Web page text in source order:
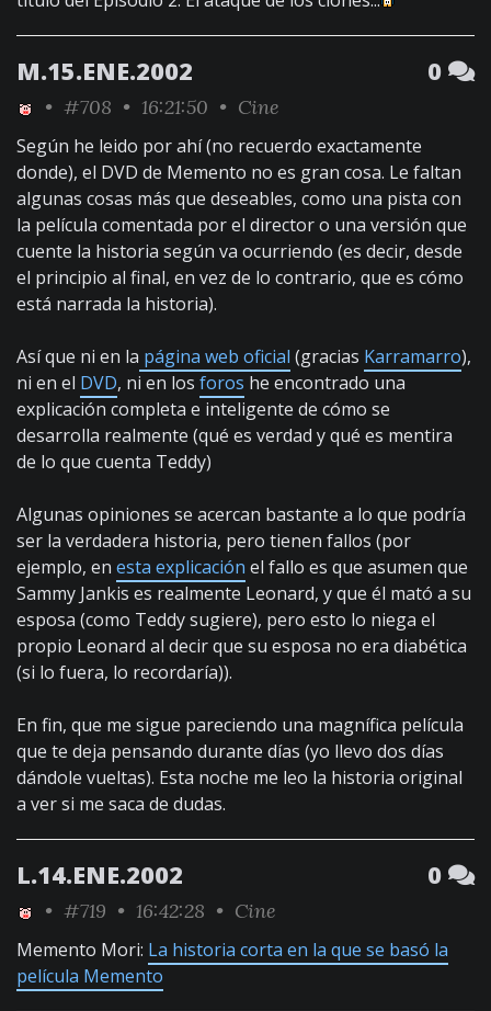
M.15.ENE.2002 0
• #708 • 16:21:50 • Cine
Según he leido por ahí (no recuerdo exactamente
donde), el DVD de Memento no es gran cosa. Le faltan
algunas cosas más que deseables, como una pista con
la película comentada por el director o una versión que
cuente la historia según va ocurriendo (es decir, desde
el principio al final, en vez de lo contrario, que es cómo
está narrada la historia).
Así que ni en la página web oficial (gracias Karramarro),
ni en el DVD, ni en los foros he encontrado una
explicación completa e inteligente de cómo se
desarrolla realmente (qué es verdad y qué es mentira
de lo que cuenta Teddy)
Algunas opiniones se acercan bastante a lo que podría
ser la verdadera historia, pero tienen fallos (por
ejemplo, en esta explicación el fallo es que asumen que
Sammy Jankis es realmente Leonard, y que él mató a su
esposa (como Teddy sugiere), pero esto lo niega el
propio Leonard al decir que su esposa no era diabética
(si lo fuera, lo recordaría)).
En fin, que me sigue pareciendo una magnífica película
que te deja pensando durante días (yo llevo dos días
dándole vueltas). Esta noche me leo la historia original
a ver si me saca de dudas.
L.14.ENE.2002 0
• #719 • 16:42:28 • Cine
Memento Mori: La historia corta en la que se basó la
película Memento